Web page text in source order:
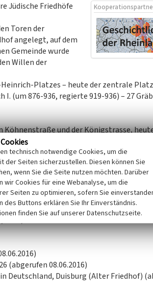
Jüdische Friedhöfe
Toren der
angelegt, auf dem
Gemeinde wurde
Willen der
Platzes – heute der zentrale
(um 876-936, regierte 919-936) – 27
und der Königstrasse,
Platz. Vor Ort gibt es keine Hinweise
(Begehung am 31.08.2016).
der Urkarte von 1823-1825
1850 erarbeiteten preußischen
Luftbild von 1926 den inzwischen
(abgerufen 08.06.2016)
Deutschland, Duisburg (Alter Friedhof)
technisch notwendige Cookies, um die
der Seiten sicherzustellen. Diesen können Sie
wenn Sie die Seite nutzen möchten. Darüber
wir Cookies für eine Webanalyse, um die
Seiten zu optimieren, sofern Sie
des Buttons erklären Sie Ihr Einverständnis.
finden Sie auf unserer Datenschutzseite.